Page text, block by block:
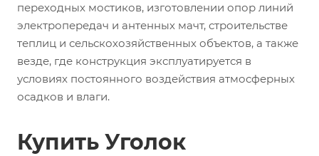
переходных мостиков, изготовлении опор линий
электропередач и антенных мачт, строительстве
теплиц и сельскохозяйственных объектов, а также
везде, где конструкция эксплуатируется в
условиях постоянного воздействия атмосферных
осадков и влаги.
Купить Уголок